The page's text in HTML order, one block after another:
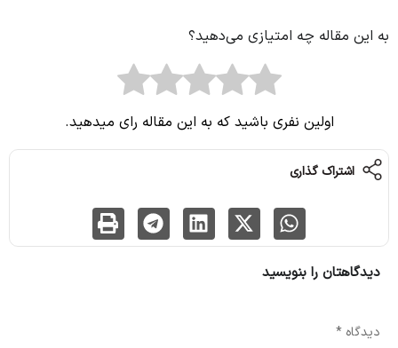
به این مقاله چه امتیازی می‌دهید؟
اولین نفری باشید که به این مقاله رای میدهید.
اشتراک گذاری
دیدگاهتان را بنویسید
دیدگاه *